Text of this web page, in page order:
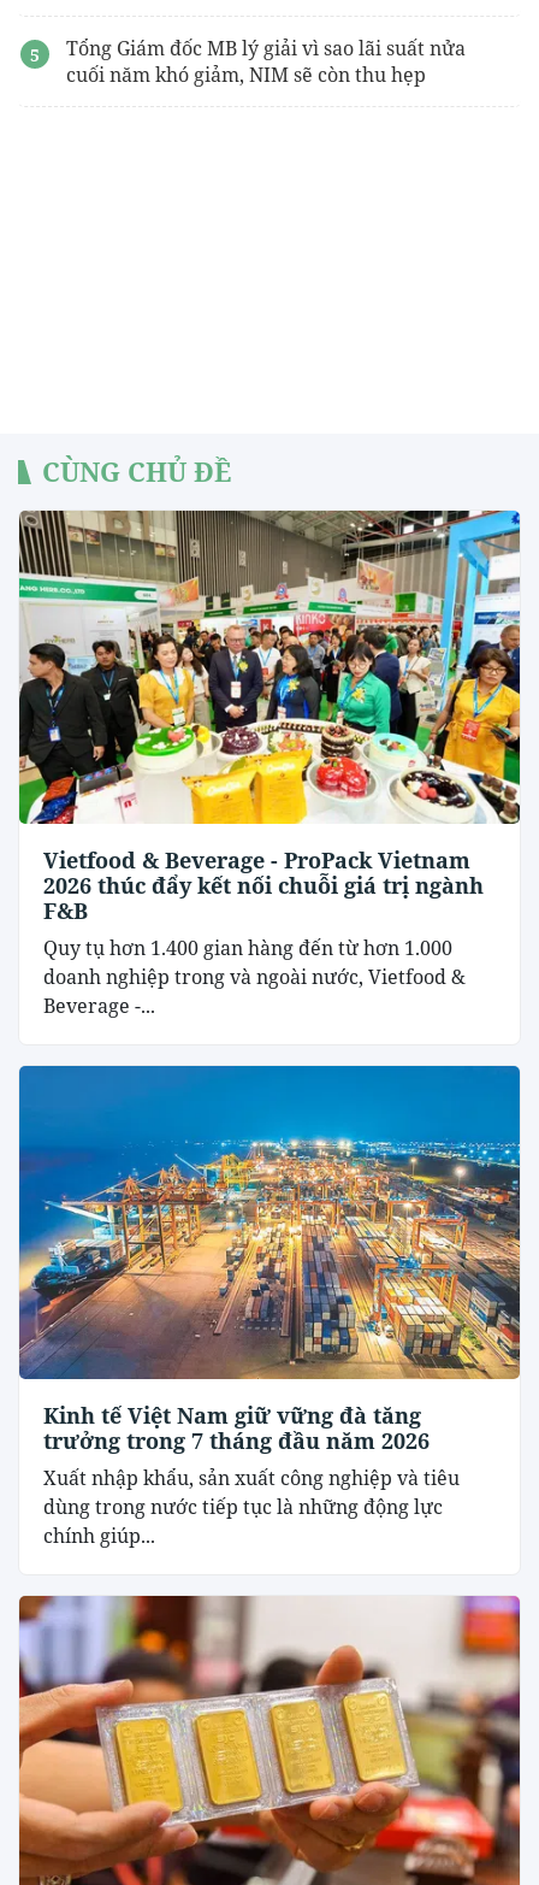
Tổng Giám đốc MB lý giải vì sao lãi suất nửa
cuối năm khó giảm, NIM sẽ còn thu hẹp
CÙNG CHỦ ĐỀ
Vietfood & Beverage - ProPack Vietnam
2026 thúc đẩy kết nối chuỗi giá trị ngành
F&B
Quy tụ hơn 1.400 gian hàng đến từ hơn 1.000
doanh nghiệp trong và ngoài nước, Vietfood &
Beverage -...
Kinh tế Việt Nam giữ vững đà tăng
trưởng trong 7 tháng đầu năm 2026
Xuất nhập khẩu, sản xuất công nghiệp và tiêu
dùng trong nước tiếp tục là những động lực
chính giúp...